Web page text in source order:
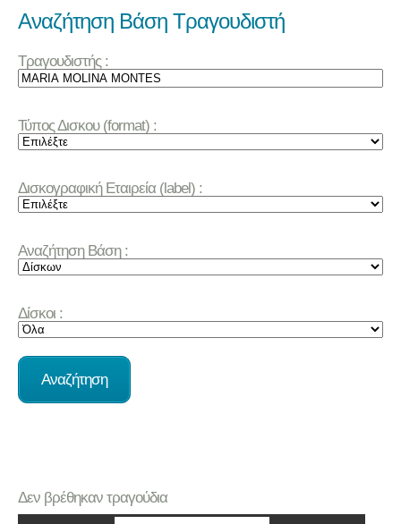
Αναζήτηση Βάση Τραγουδιστή
Τραγουδιστής :
Τύπος Δισκου (format) :
Δισκογραφική Εταιρεία (label) :
Αναζήτηση Βάση :
Δίσκοι :
Δεν βρέθηκαν τραγούδια